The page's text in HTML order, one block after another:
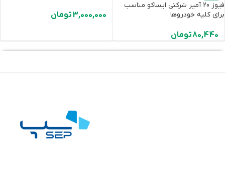
فیوز 20 آمپر شرکتی ایساکو مناسب
برای کلیه خودروها
80,440تومان
3,000,000تومان